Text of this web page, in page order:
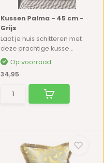
Kussen Palma - 45 cm -
Grijs
Laat je huis schitteren met
deze prachtige kusse...
Op voorraad
34,95